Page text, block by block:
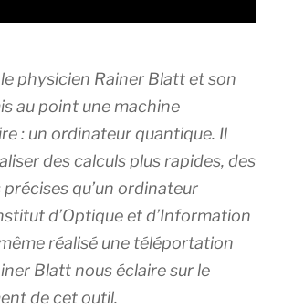
physicien Rainer Blatt et son
au point une machine
: un ordinateur quantique. Il
des calculs plus rapides, des
précises qu’un ordinateur
d’Optique et d’Information
réalisé une téléportation
Blatt nous éclaire sur le
de cet outil.